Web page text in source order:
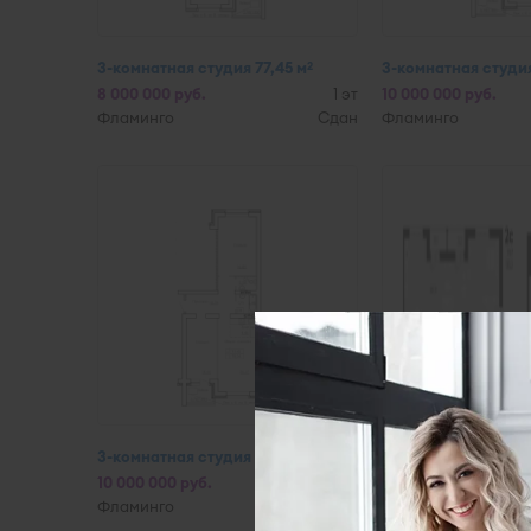
3-комнатная студия 77,45 м2
1 эт
Фламинго
Сдан
3-комнатная
Фламинго
3-комнатная студия 77,45 м
Фламинго
2-комнатная
17 960 000 руб.
Нормандия-Неман